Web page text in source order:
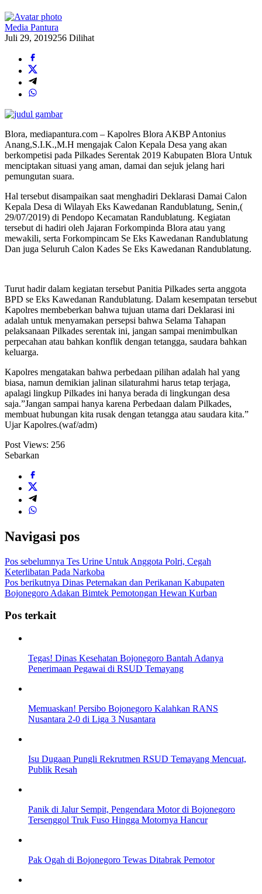
Media Pantura
Juli 29, 2019256 Dilihat
Blora, mediapantura.com – Kapolres Blora AKBP Antonius
Anang,S.I.K.,M.H mengajak Calon Kepala Desa yang akan
berkompetisi pada Pilkades Serentak 2019 Kabupaten Blora Untuk
menciptakan situasi yang aman, damai dan sejuk jelang hari
pemungutan suara.
Hal tersebut disampaikan saat menghadiri Deklarasi Damai Calon
Kepala Desa di Wilayah Eks Kawedanan Randublatung, Senin,(
29/07/2019) di Pendopo Kecamatan Randublatung. Kegiatan
tersebut di hadiri oleh Jajaran Forkompinda Blora atau yang
mewakili, serta Forkompincam Se Eks Kawedanan Randublatung
Dan juga Seluruh Calon Kades Se Eks Kawedanan Randublatung.
Turut hadir dalam kegiatan tersebut Panitia Pilkades serta anggota
BPD se Eks Kawedanan Randublatung. Dalam kesempatan tersebut
Kapolres membeberkan bahwa tujuan utama dari Deklarasi ini
adalah untuk menyamakan persepsi bahwa Selama Tahapan
pelaksanaan Pilkades serentak ini, jangan sampai menimbulkan
perpecahan atau bahkan konflik dengan tetangga, saudara bahkan
keluarga.
Kapolres mengatakan bahwa perbedaan pilihan adalah hal yang
biasa, namun demikian jalinan silaturahmi harus tetap terjaga,
apalagi lingkup Pilkades ini hanya berada di lingkungan desa
saja.”Jangan sampai hanya karena Perbedaan dalam Pilkades,
membuat hubungan kita rusak dengan tetangga atau saudara kita.”
Ujar Kapolres.(waf/adm)
Post Views: 256
Sebarkan
Navigasi pos
Pos sebelumnya Tes Urine Untuk Anggota Polri, Cegah
Keterlibatan Pada Narkoba
Pos berikutnya Dinas Peternakan dan Perikanan Kabupaten
Bojonegoro Adakan Bimtek Pemotongan Hewan Kurban
Pos terkait
Tegas! Dinas Kesehatan Bojonegoro Bantah Adanya
Penerimaan Pegawai di RSUD Temayang
Memuaskan! Persibo Bojonegoro Kalahkan RANS
Nusantara 2-0 di Liga 3 Nusantara
Isu Dugaan Pungli Rekrutmen RSUD Temayang Mencuat,
Publik Resah
Panik di Jalur Sempit, Pengendara Motor di Bojonegoro
Tersenggol Truk Fuso Hingga Motornya Hancur
Pak Ogah di Bojonegoro Tewas Ditabrak Pemotor